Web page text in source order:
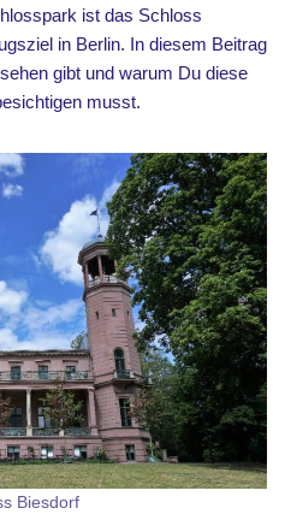
ist das Schloss
in Berlin. In diesem Beitrag
gibt und warum Du diese
musst.
Biesdorf